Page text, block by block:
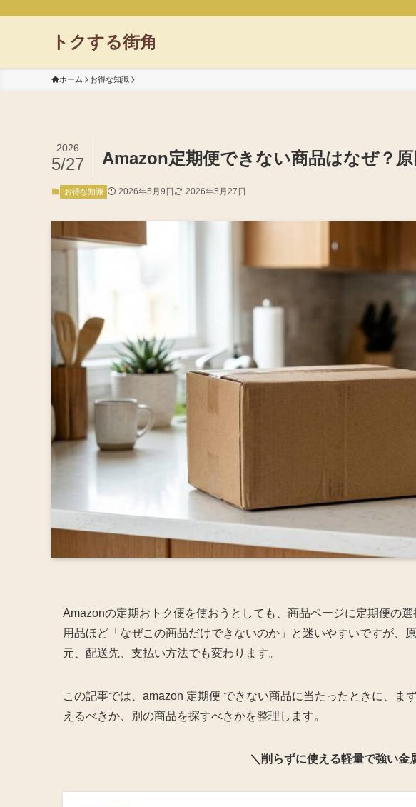
トクする街角
ホーム お得な知識
Amazon定期便できない商品はなぜ？
2026
5/27
お得な知識 2026年5月9日 2026年5月27日
Amazonの定期おトク便を使おうとしても、商品ページに定期便の
用品ほど「なぜこの商品だけできないのか」と迷いやすいですが、
元、配送先、支払い方法でも変わります。
この記事では、amazon 定期便 できない商品に当たったときに、ま
えるべきか、別の商品を探すべきかを整理します。
＼削らずに使える軽量で強い金